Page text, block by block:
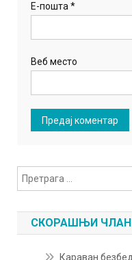
Е-пошта*
Веб место
СКОРАШЊИ
Караван